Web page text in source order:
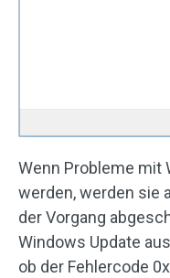
Wenn Probleme mit
werden, werden sie
der Vorgang
Windows Update
ob der Fehlercode